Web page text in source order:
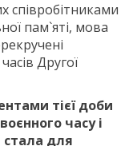
співробітниками
пам`яті, мова
Другої
тієї доби
часу і
стала для